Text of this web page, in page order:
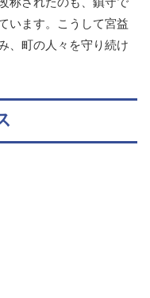
います。こうして宮益
、町の人々を守り続け